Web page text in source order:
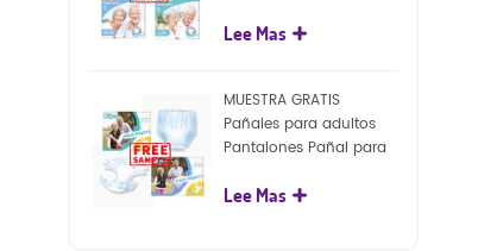
pantalones del pañal
Lee Mas
MUESTRA GRATIS
Pañales para adultos
Pantalones Pañal para
para adultos
Lee Mas